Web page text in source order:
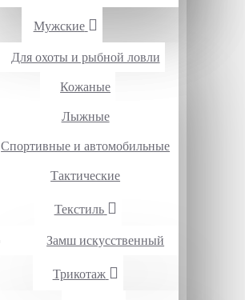
Мужские
Для охоты и рыбной ловли
Кожаные
Лыжные
Спортивные и автомобильные
Тактические
Текстиль
Замш искусственный
Трикотаж